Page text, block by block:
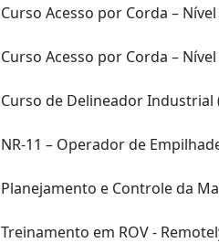
Curso Acesso por Corda –
Curso Acesso por Corda –
Curso de Delineador Industrial
NR-11 – Operador de
Planejamento e Controle da
Treinamento em ROV -